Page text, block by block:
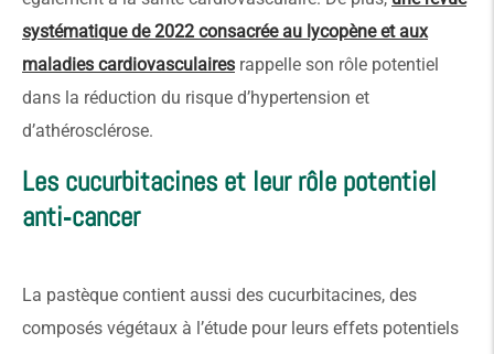
systématique de 2022 consacrée au lycopène et aux
maladies cardiovasculaires rappelle son rôle potentiel
dans la réduction du risque d’hypertension et
d’athérosclérose.
Les cucurbitacines et leur rôle potentiel
anti‑cancer
La pastèque contient aussi des cucurbitacines, des
composés végétaux à l’étude pour leurs effets potentiels